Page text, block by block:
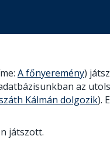
A főnyeremény)
az
Kálmán dolgozik).
játszott.